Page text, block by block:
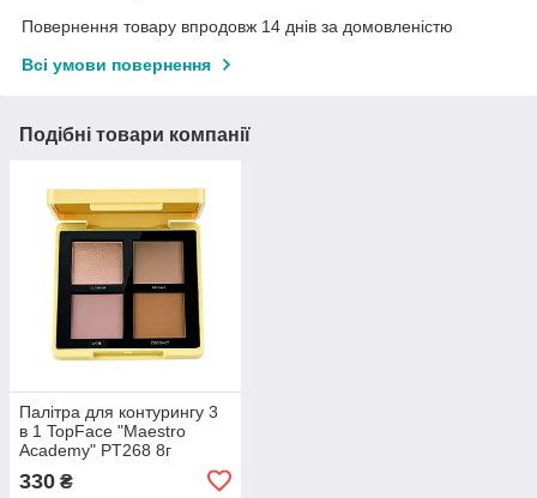
Повернення товару впродовж 14 днів за домовленістю
Всі умови повернення
Подібні товари компанії
Палітра для контурингу 3
в 1 TopFace "Maestro
Academy" PT268 8г
330 ₴